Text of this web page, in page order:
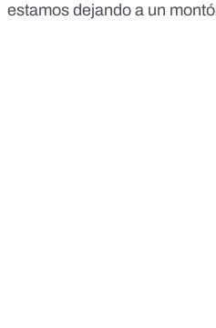
estamos dejando a un